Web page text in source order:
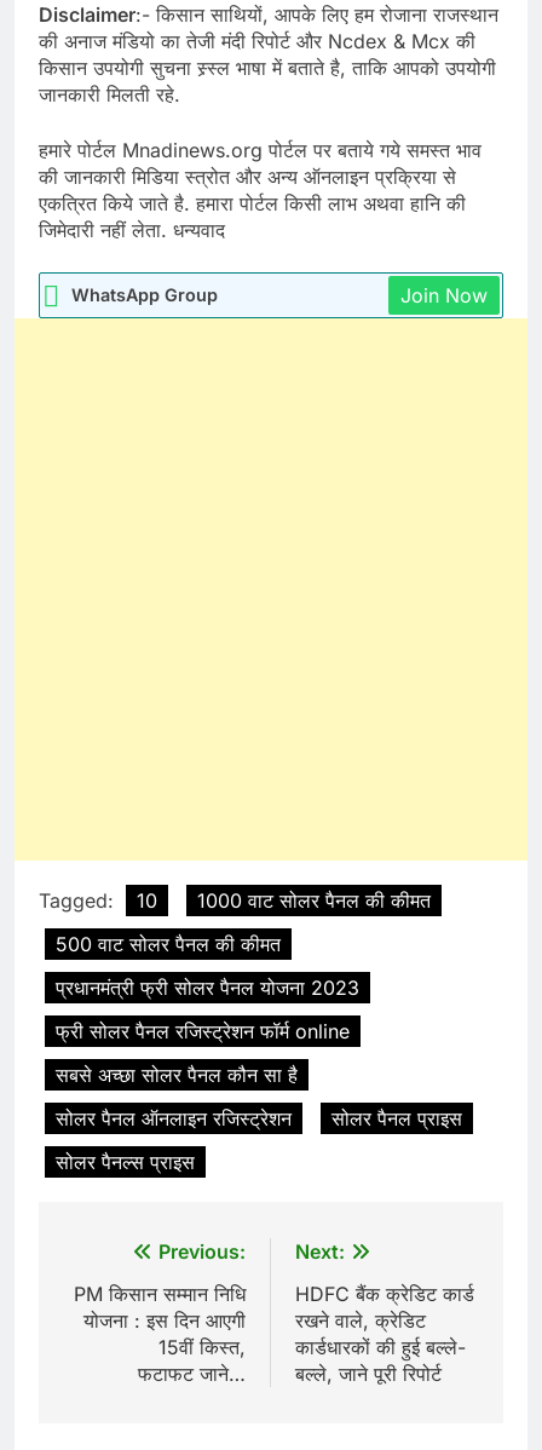
Disclaimer:- किसान साथियों, आपके लिए हम रोजाना राजस्थान
की अनाज मंडियो का तेजी मंदी रिपोर्ट और Ncdex & Mcx की
किसान उपयोगी सुचना स्र्स्ल भाषा में बताते है, ताकि आपको उपयोगी
जानकारी मिलती रहे.
हमारे पोर्टल Mnadinews.org पोर्टल पर बताये गये समस्त भाव
की जानकारी मिडिया स्त्रोत और अन्य ऑनलाइन प्रक्रिया से
एकत्रित किये जाते है. हमारा पोर्टल किसी लाभ अथवा हानि की
जिमेदारी नहीं लेता. धन्यवाद
WhatsApp Group Join Now
Tagged: 10
1000 वाट सोलर पैनल की कीमत
500 वाट सोलर पैनल की कीमत
प्रधानमंत्री फ्री सोलर पैनल योजना 2023
फ्री सोलर पैनल रजिस्ट्रेशन फॉर्म online
सबसे अच्छा सोलर पैनल कौन सा है
सोलर पैनल ऑनलाइन रजिस्ट्रेशन
सोलर पैनल प्राइस
सोलर पैनल्स प्राइस
navigation
Previous:
PM किसान सम्मान निधि
योजना : इस दिन आएगी
15वीं किस्त,
फटाफट जाने…
Next:
HDFC बैंक क्रेडिट कार्ड
रखने वाले, क्रेडिट
कार्डधारकों की हुई बल्ले-
बल्ले, जाने पूरी रिपोर्ट